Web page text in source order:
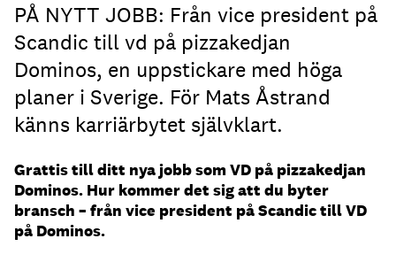
PÅ NYTT JOBB: Från vice president på
Scandic till vd på pizzakedjan
Dominos, en uppstickare med höga
planer i Sverige. För Mats Åstrand
känns karriärbytet självklart.
Grattis till ditt nya jobb som VD på pizzakedjan
Dominos. Hur kommer det sig att du byter
bransch – från vice president på Scandic till VD
på Dominos.